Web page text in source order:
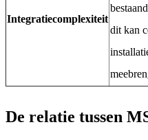
Integratiecomplexiteit
dit kan
De relatie tussen